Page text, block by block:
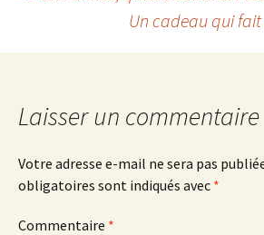
des
articles
Un cadeau qui
Laisser un commentaire
Votre adresse e-mail ne sera pas
obligatoires sont indiqués avec *
Commentaire *